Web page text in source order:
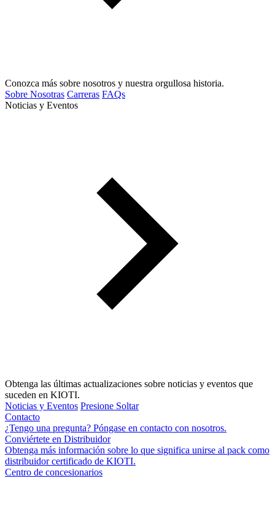
Conozca más sobre nosotros y nuestra orgullosa historia.
Sobre Nosotras Carreras FAQs
Noticias y Eventos
Obtenga las últimas actualizaciones sobre noticias y eventos que
suceden en KIOTI.
Noticias y Eventos Presione Soltar
Contacto
¿Tengo una pregunta? Póngase en contacto con nosotros.
Conviértete en Distribuidor
Obtenga más información sobre lo que significa unirse al pack como
distribuidor certificado de KIOTI.
Centro de concesionarios